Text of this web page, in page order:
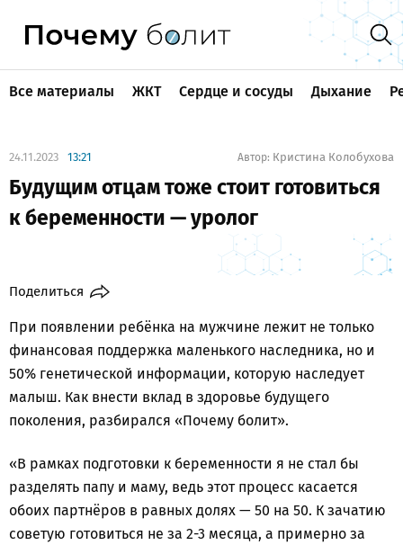
Все материалы ЖКТ Сердце и сосуды Дыхание
24.11.2023 13:21 Автор: Кристина Колобухова
Будущим отцам тоже стоит готовиться
к беременности — уролог
Поделиться
При появлении ребёнка на мужчине лежит не только
финансовая поддержка маленького наследника, но и
50% генетической информации, которую наследует
малыш. Как внести вклад в здоровье будущего
поколения, разбирался «Почему болит».
«В рамках подготовки к беременности я не стал бы
разделять папу и маму, ведь этот процесс касается
обоих партнёров в равных долях — 50 на 50. К зачатию
советую готовиться не за 2-3 месяца, а примерно за